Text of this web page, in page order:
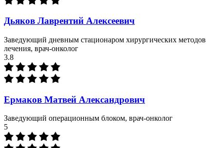
Дьяков Лаврентий Алексеевич
Заведующий дневным стационаром хирургических методов
лечения, врач-онколог
3.8
Ермаков Матвей Александрович
Заведующий операционным блоком, врач-онколог
5